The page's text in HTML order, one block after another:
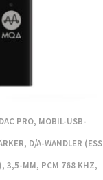
PRO, MOBIL-USB-
D/A-WANDLER (ESS
3,5-MM, PCM 768 KHZ,